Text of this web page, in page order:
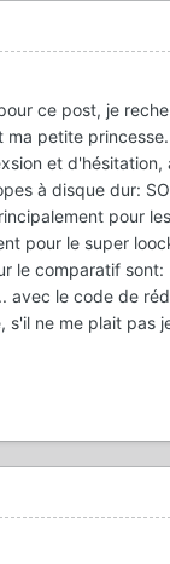
ce post, je
ma petite princesse.
et
à disque dur:
pour
pour le super
le comparatif
avec le code de
s'il ne me plait